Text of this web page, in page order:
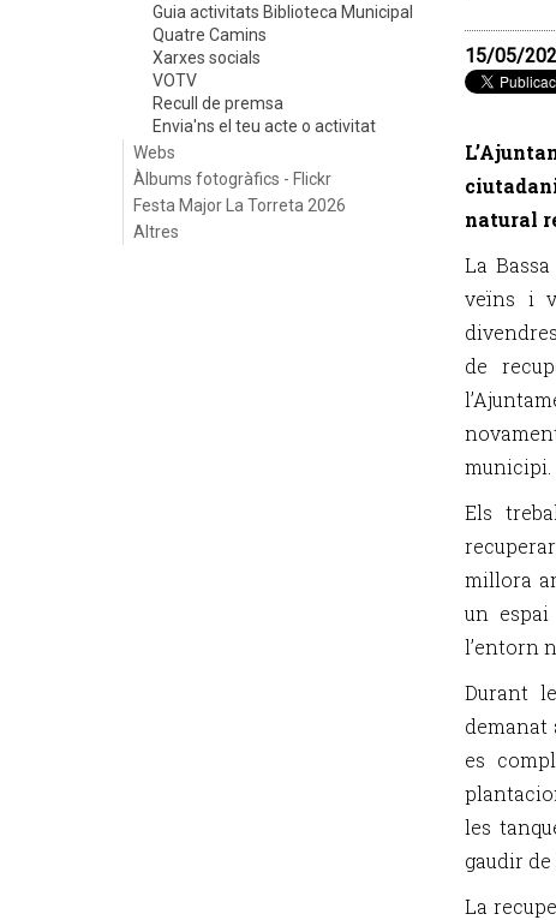
Guia activitats Biblioteca Municipal
Quatre Camins
Xarxes socials
VOTV
Recull de premsa
Envia'ns el teu acte o activitat
Webs
Àlbums fotogràfics - Flickr
Festa Major La Torreta 2026
Altres
15/05/
natural
La
veïns i
de
municipi.
Els
millora
un espai
l’entorn
Durant
demanat
es
les
gaudir de
La